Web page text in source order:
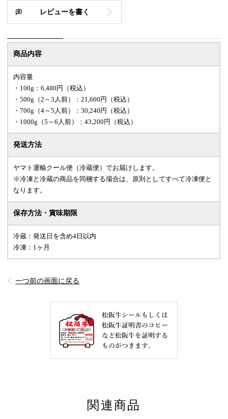
レビューを書く
商品内容
内容量
・100g：6,480円（税込）
・500g（2～3人前）：21,600円（税込）
・700g（4～5人前）：30,240円（税込）
・1000g（5～6人前）：43,200円（税込）
発送方法
ヤマト運輸クール便（冷蔵便）でお届けします。
※冷凍と冷蔵の商品を同梱する場合は、原則としてすべて冷凍便と
なります。
保存方法・賞味期限
冷蔵：発送日を含め4日以内
冷凍：1ヶ月
一つ前の画面に戻る
関連商品